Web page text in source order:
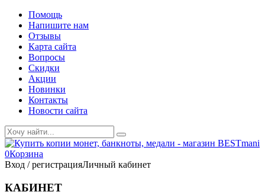
Помощь
Напишите нам
Отзывы
Карта сайта
Вопросы
Скидки
Акции
Новинки
Контакты
Новости сайта
0Корзина
Вход / регистрацияЛичный кабинет
КАБИНЕТ